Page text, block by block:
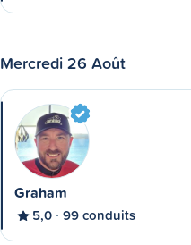
Mercredi 26 Août
Graham
5,0 99 conduits